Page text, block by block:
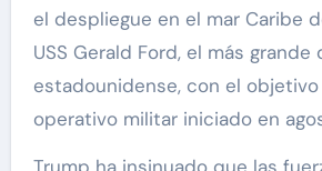
el despliegue en el mar Caribe
USS Gerald Ford, el más grande
estadounidense, con el
operativo militar iniciado en